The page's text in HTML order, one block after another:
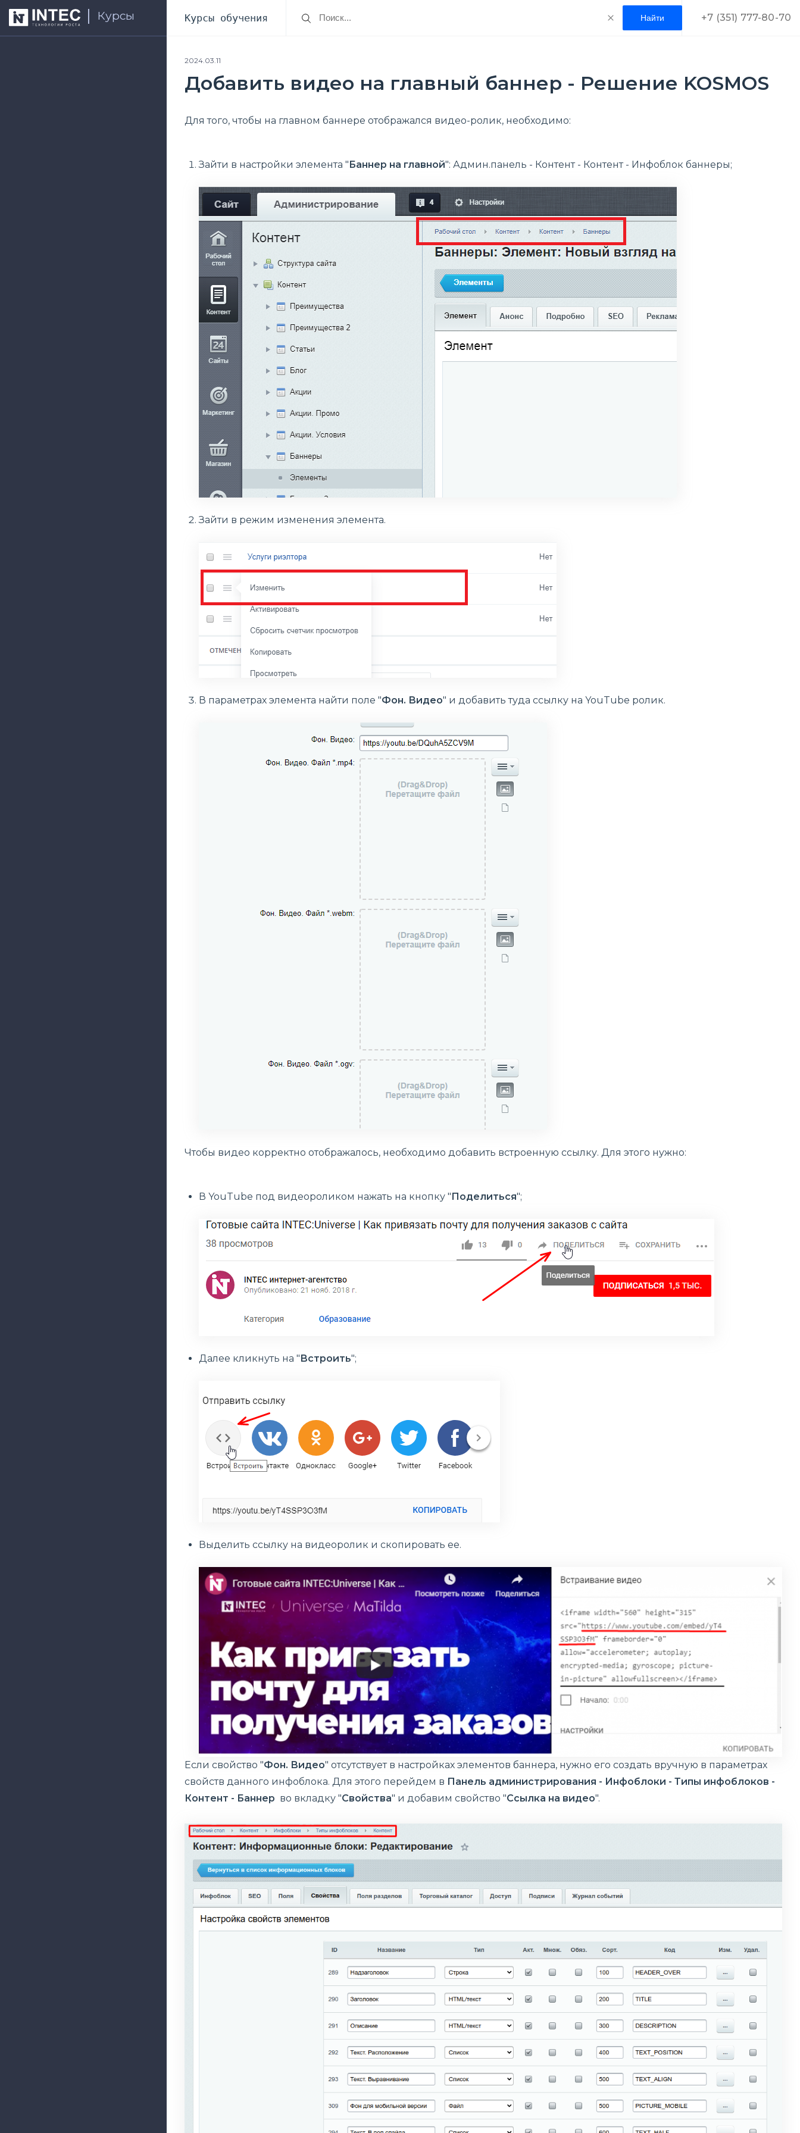
Курсы Курсы обучения +7 (351) 777-80-70
2024.03.11
Добавить видео на главный баннер - Решение KOSMOS
Для того, чтобы на главном баннере отображался видео-ролик, необходимо:
Зайти в настройки элемента " Баннер на главной": Админ.панель - Контент - Контент - Инфоблок баннеры;
Зайти в режим изменения элемента.
В параметрах элемента найти поле "Фон. Видео" и добавить туда ссылку на YouTube ролик.
Чтобы видео корректно отображалось, необходимо добавить встроенную ссылку. Для этого нужно:
В YouTube под видеороликом нажать на кнопку " Поделиться";
Далее кликнуть на " Встроить";
Выделить ссылку на видеоролик и скопировать ее.
Если свойство "Фон. Видео" отсутствует в настройках элементов баннера, нужно его создать вручную в параметрах
свойств данного инфоблока. Для этого перейдем в Панель администрирования - Инфоблоки - Типы инфоблоков -
Контент - Баннер во вкладку "Свойства" и добавим свойство "Ссылка на видео".